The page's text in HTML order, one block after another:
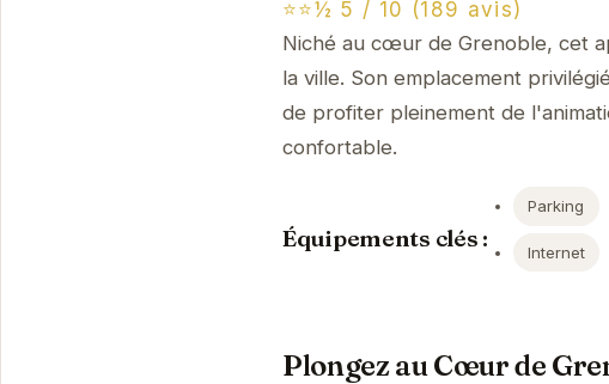
⭐⭐½ 5 / 10 (189 avis)
Niché au cœur de Grenoble, cet
la ville. Son emplacement
de profiter pleinement de
confortable.
Équipements clés :
Parking
Internet
Plongez au Cœur de